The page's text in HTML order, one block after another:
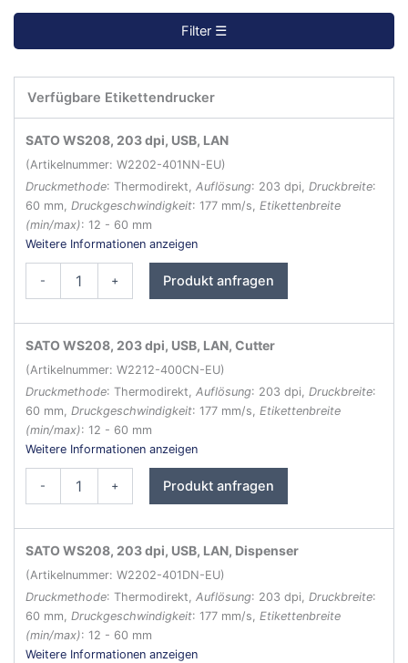
Filter ☰
Filter zurücksetzen ↺
Verfügbare Etikettendrucker
SATO WS208, 203 dpi, USB, LAN
(Artikelnummer: W2202-401NN-EU)
Druckmethode: Thermodirekt, Auflösung: 203 dpi, Druckbreite:
60 mm, Druckgeschwindigkeit: 177 mm/s, Etikettenbreite
(min/max): 12 - 60 mm
Weitere Informationen anzeigen
-
Menge
+ Produkt anfragen
SATO WS208, 203 dpi, USB, LAN, Cutter
(Artikelnummer: W2212-400CN-EU)
Druckmethode: Thermodirekt, Auflösung: 203 dpi, Druckbreite:
60 mm, Druckgeschwindigkeit: 177 mm/s, Etikettenbreite
(min/max): 12 - 60 mm
Weitere Informationen anzeigen
-
Menge
+ Produkt anfragen
SATO WS208, 203 dpi, USB, LAN, Dispenser
(Artikelnummer: W2202-401DN-EU)
Druckmethode: Thermodirekt, Auflösung: 203 dpi, Druckbreite:
60 mm, Druckgeschwindigkeit: 177 mm/s, Etikettenbreite
(min/max): 12 - 60 mm
Weitere Informationen anzeigen